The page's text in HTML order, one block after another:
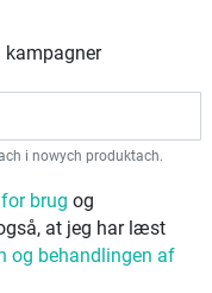
kampagner
i nowych produktach.
brug og
at jeg har læst
og behandlingen af